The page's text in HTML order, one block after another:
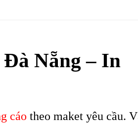
Đà Nẵng – In
cáo theo maket yêu cầu.